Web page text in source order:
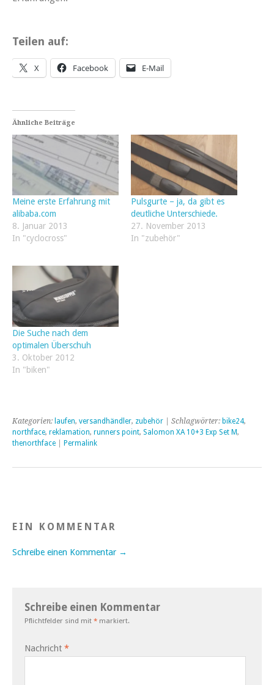
Teilen auf:
X Facebook E-Mail
Ähnliche Beiträge
Meine erste Erfahrung mit
alibaba.com
8. Januar 2013
In "cyclocross"
Pulsgurte – ja, da gibt es
deutliche Unterschiede.
27. November 2013
In "zubehör"
Die Suche nach dem
optimalen Überschuh
3. Oktober 2012
In "biken"
Kategorien: laufen, versandhändler, zubehör | Schlagwörter: bike24,
northface, reklamation, runners point, Salomon XA 10+3 Exp Set M,
thenorthface
Permalink
EIN KOMMENTAR
Schreibe einen Kommentar →
Schreibe einen Kommentar
Pflichtfelder sind mit * markiert.
Nachricht *